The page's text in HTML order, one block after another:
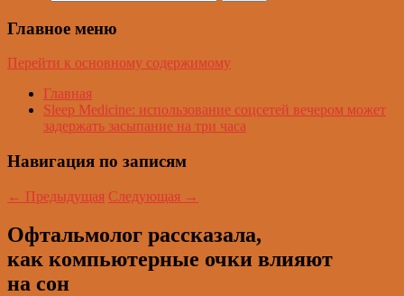
Главное меню
Перейти к основному содержимому
Главная
Sleep Medicine: использование соцсетей вечером может
задержать засыпание на три часа
Навигация по записям
← Предыдущая Следующая →
Офтальмолог рассказала,
как компьютерные очки влияют
на сон